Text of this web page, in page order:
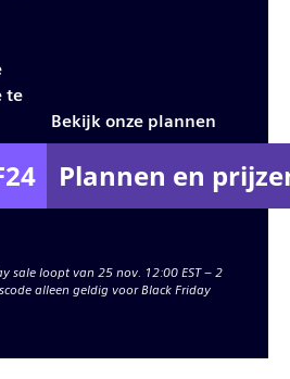
te
Bekijk onze plannen
Plannen en
sale loopt van 25 nov. 12:00 EST – 2
alleen geldig voor Black Friday